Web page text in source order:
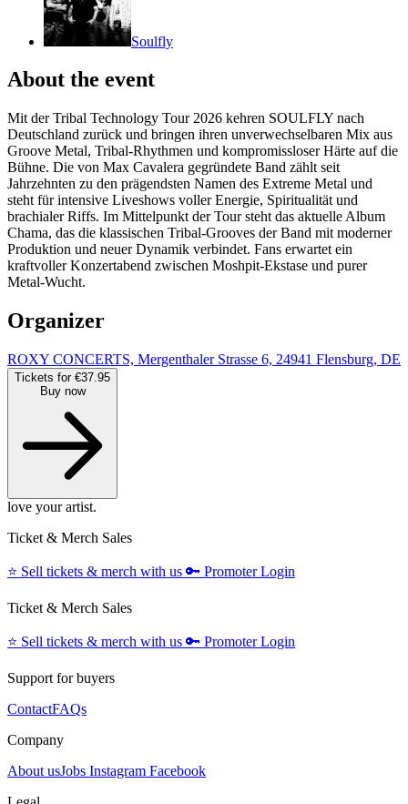
Soulfly
About the event
Mit der Tribal Technology Tour 2026 kehren SOULFLY nach
Deutschland zurück und bringen ihren unverwechselbaren Mix aus
Groove Metal, Tribal-Rhythmen und kompromissloser Härte auf die
Bühne. Die von Max Cavalera gegründete Band zählt seit
Jahrzehnten zu den prägendsten Namen des Extreme Metal und
steht für intensive Liveshows voller Energie, Spiritualität und
brachialer Riffs. Im Mittelpunkt der Tour steht das aktuelle Album
Chama, das die klassischen Tribal-Grooves der Band mit moderner
Produktion und neuer Dynamik verbindet. Fans erwartet ein
kraftvoller Konzertabend zwischen Moshpit-Ekstase und purer
Metal-Wucht.
Organizer
ROXY CONCERTS, Mergenthaler Strasse 6, 24941 Flensburg, DE
Tickets for €37.95
Buy now
love your artist.
Ticket & Merch Sales
⭐️ Sell tickets & merch with us 🔑 Promoter Login
Ticket & Merch Sales
⭐️ Sell tickets & merch with us 🔑 Promoter Login
Support for buyers
ContactFAQs
Company
About usJobs Instagram Facebook